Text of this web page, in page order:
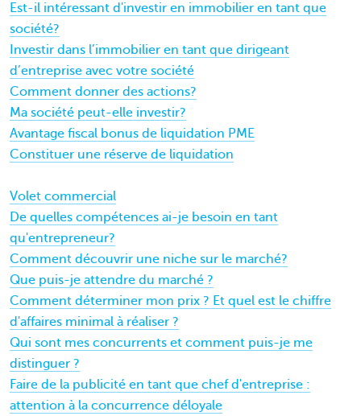
Est-il intéressant d'investir en immobilier en tant que
société?
Investir dans l’immobilier en tant que dirigeant
d’entreprise avec votre société
Comment donner des actions?
Ma société peut-elle investir?
Avantage fiscal bonus de liquidation PME
Constituer une réserve de liquidation
Volet commercial
De quelles compétences ai-je besoin en tant
qu'entrepreneur?
Comment découvrir une niche sur le marché?
Que puis-je attendre du marché ?
Comment déterminer mon prix ? Et quel est le chiffre
d'affaires minimal à réaliser ?
Qui sont mes concurrents et comment puis-je me
distinguer ?
Faire de la publicité en tant que chef d'entreprise :
attention à la concurrence déloyale